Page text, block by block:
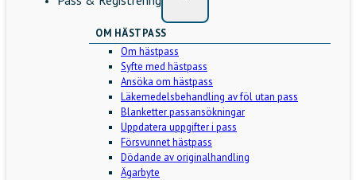
OM HÄSTPASS
Om hästpass
Syfte med hästpass
Ansöka om hästpass
Läkemedelsbehandling av föl utan pass
Blanketter passansökningar
Uppdatera uppgifter i pass
Försvunnet hästpass
Dödande av originalhandling
Ägarbyte